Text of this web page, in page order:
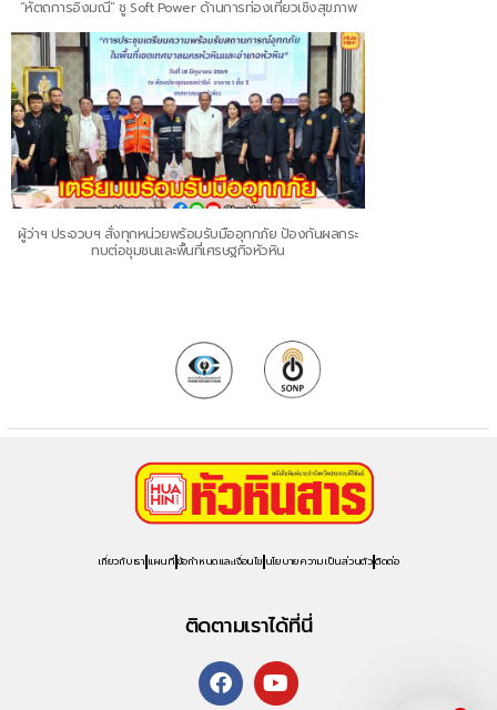
“หัตถการอิงมณี” ชู Soft Power ด้านการท่องเที่ยวเชิงสุขภาพ
ผู้ว่าฯ ประจวบฯ สั่งทุกหน่วยพร้อมรับมืออุทกภัย ป้องกันผลกระ
ทบต่อชุมชนและพื้นที่เศรษฐกิจหัวหิน
เกี่ยวกับเรา แผนที่ ข้อกำหนดและเงื่อนไข นโยบายความเป็นส่วนตัวติดต่อ
ติดตามเราได้ที่นี่